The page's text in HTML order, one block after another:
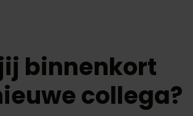
binnenkort
collega?